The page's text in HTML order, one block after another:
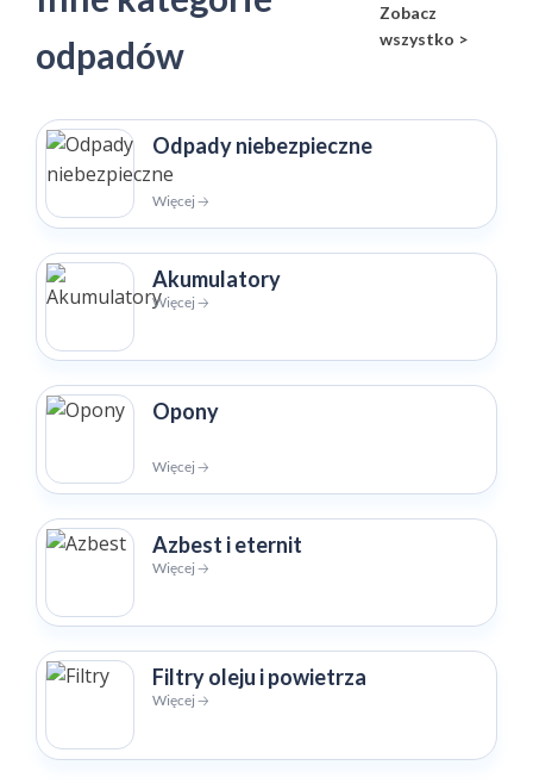
odpadów
Zobacz
wszystko >
Odpady niebezpieczne
Więcej 🡢
Akumulatory
Więcej 🡢
Opony
Więcej 🡢
Azbest i eternit
Więcej 🡢
Filtry oleju i powietrza
Więcej 🡢